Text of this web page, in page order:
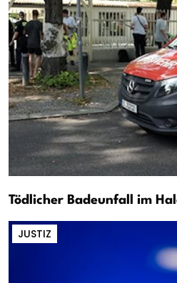
Tödlicher Badeunfall im
JUSTIZ